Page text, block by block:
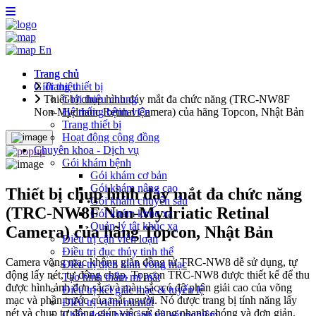
En
Trang chủ
Giới thiệu
Giới thiệu chung
Hệ thống bệnh viện
Trang thiết bị
Hoạt động cộng đồng
Chuyên khoa - Dịch vụ
Gói khám bệnh
Gói khám cơ bản
Gói khám nâng cao
Gói khám chuyên sâu
Gói khám khúc xạ
Quản lý tật khúc xạ
Điều trị cận viễn loạn
Điều trị đục thủy tinh thể
Điều trị dịch kính võng mạc
Tạo hình thẩm mĩ mắt
Điều trị kết giác mạc & tuyến lệ
Điều trị viêm mi mắt
Trang chủ
Trang thiết bị
Thiết bị chụp hình đáy mắt đa chức năng (TRC-NW8F
Non-Mydriatic Retinal Camera) của hãng Topcon, Nhật Bản
Thiết bị chụp hình đáy mắt đa chức năng
(TRC-NW8F Non-Mydriatic Retinal
Camera) của hãng Topcon, Nhật Bản
Camera võng mạc không giãn đồng tử TRC-NW8 dễ sử dụng, tự
động lấy nét, tự động chụp. Topcon TRC-NW8 được thiết kế để thu
được hình ảnh đơn sắc và màu sắc có độ phân giải cao của võng
mạc và phần trước của mắt người. Nó được trang bị tính năng lấy
nét và chụp tự động giúp việc sử dụng nhanh chóng và đơn giản.